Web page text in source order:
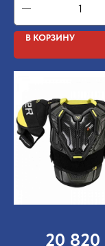
В КОРЗИНУ
20 820